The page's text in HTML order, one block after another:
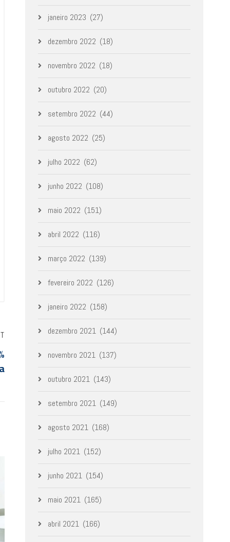
janeiro 2023 (27)
dezembro 2022 (18)
novembro 2022 (18)
outubro 2022 (20)
setembro 2022 (44)
agosto 2022 (25)
julho 2022 (62)
junho 2022 (108)
maio 2022 (151)
abril 2022 (116)
março 2022 (139)
fevereiro 2022 (126)
janeiro 2022 (158)
dezembro 2021 (144)
novembro 2021 (137)
outubro 2021 (143)
setembro 2021 (149)
agosto 2021 (168)
julho 2021 (152)
junho 2021 (154)
maio 2021 (165)
abril 2021 (166)